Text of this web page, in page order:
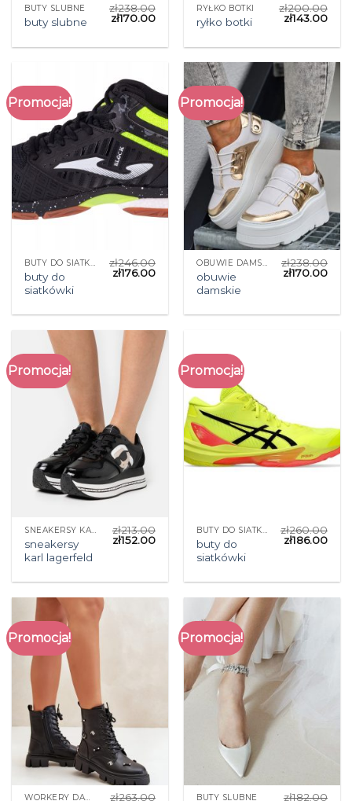
BUTY SLUBNE
buty slubne
zł238.00
zł170.00
RYŁKO BOTKI
ryłko botki
zł200.00
zł143.00
Promocja!
BUTY DO SIATKÓWKI
buty do
siatkówki
zł246.00
zł176.00
Promocja!
OBUWIE DAMSKIE
obuwie
damskie
zł238.00
zł170.00
Promocja!
SNEAKERSY KARL LAGERFELD
sneakersy
karl lagerfeld
zł213.00
zł152.00
Promocja!
BUTY DO SIATKÓWKI
buty do
siatkówki
zł260.00
zł186.00
Promocja!
WORKERY DAMSKIE zł263.00
Promocja!
BUTY SLUBNE zł182.00